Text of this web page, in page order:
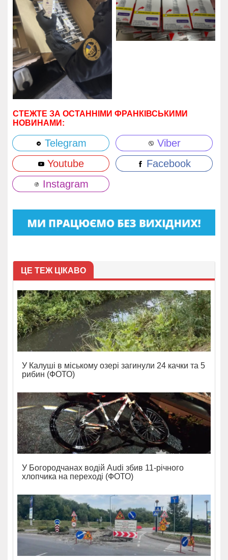
СТЕЖТЕ ЗА ОСТАННІМИ ФРАНКІВСЬКИМИ
НОВИНАМИ:
Telegram
Viber
Youtube
Facebook
Instagram
ЦЕ ТЕЖ ЦІКАВО
У Калуші в міському озері загинули 24 качки та 5
рибин (ФОТО)
У Богородчанах водій Audi збив 11-річного
хлопчика на переході (ФОТО)